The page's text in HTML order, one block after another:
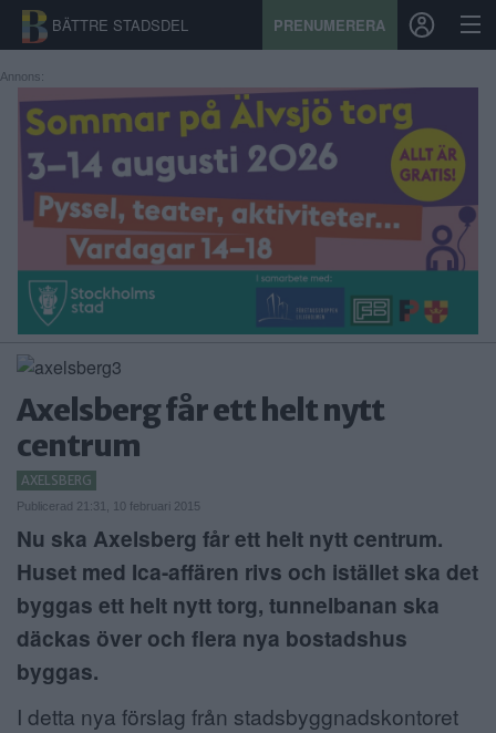
BÄTTRE STADSDEL PRENUMERERA
START
STADSDEL
PRENUMERATION
SPORT
ÅSIKTER
KALENDER
KONTAKT
SAMARBETEN
ANNONSERA
NÄRINGSLIV
MER
Annons:
Axelsberg får ett helt nytt
centrum
AXELSBERG
Publicerad 21:31, 10 februari 2015
Nu ska Axelsberg får ett helt nytt centrum.
Huset med Ica-affären rivs och istället ska det
byggas ett helt nytt torg, tunnelbanan ska
däckas över och flera nya bostadshus
byggas.
I detta nya förslag från stadsbyggnadskontoret